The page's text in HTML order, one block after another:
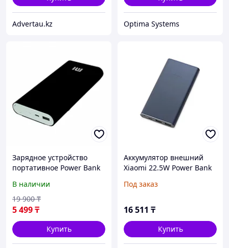
Advertau.kz Optima Systems
Зарядное устройство
портативное Power Bank
mAh} (Черный / 20800 мА/
ч)
В наличии
5 499₸
19 900 ₸
Купить
Аккумулятор внешний
Xiaomi 22.5W Power Bank
Под заказ
16 511 ₸
Купить